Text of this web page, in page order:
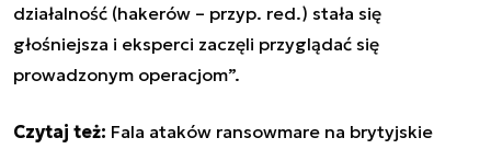
działalność (hakerów – przyp. red.) stała się
głośniejsza i eksperci zaczęli przyglądać się
prowadzonym operacjom”.
Czytaj też: Fala ataków ransowmare na brytyjskie